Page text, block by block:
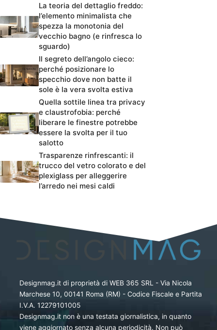
La teoria del dettaglio freddo:
l’elemento minimalista che
spezza la monotonia del
vecchio bagno (e rinfresca lo
sguardo)
Il segreto dell’angolo cieco:
perché posizionare lo
specchio dove non batte il
sole è la vera svolta estiva
Quella sottile linea tra privacy
e claustrofobia: perché
liberare le finestre potrebbe
essere la svolta per il tuo
salotto
Trasparenze rinfrescanti: il
trucco del vetro colorato e del
plexiglass per alleggerire
l’arredo nei mesi caldi
Designmag.it di proprietà di WEB 365 SRL - Via Nicola
Marchese 10, 00141 Roma (RM) - Codice Fiscale e Partita
I.V.A. 12279101005
Designmag.it non è una testata giornalistica, in quanto
viene aggiornato senza alcuna periodicità. Non può